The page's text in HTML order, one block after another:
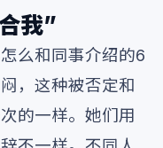
我”
么和同事介绍的6
，这种被否定和
的一样。她们用